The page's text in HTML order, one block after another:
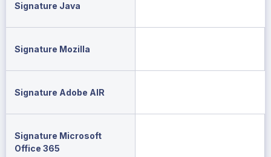
Signature Java
Signature Mozilla
Signature Adobe AIR
Signature Microsoft
Office 365